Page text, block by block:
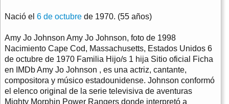
Nació el 6 de octubre de 1970. (55 años)
Amy Jo Johnson Amy Jo Johnson, foto de 1998
Nacimiento Cape Cod, Massachusetts, Estados Unidos 6
de octubre de 1970 Familia Hijo/s 1 hija Sitio oficial Ficha
en IMDb Amy Jo Johnson , es una actriz, cantante,
compositora y músico estadounidense. Johnson conformó
el elenco original de la serie televisiva de aventuras
Mighty Morphin Power Rangers donde interpretó a